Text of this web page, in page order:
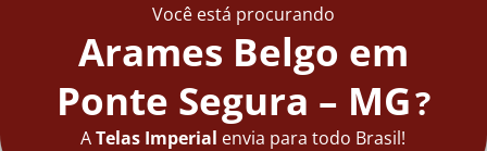
Você está procurando
Arames Belgo em
Ponte Segura – MG?
ATelas Imperial envia para todo Brasil!